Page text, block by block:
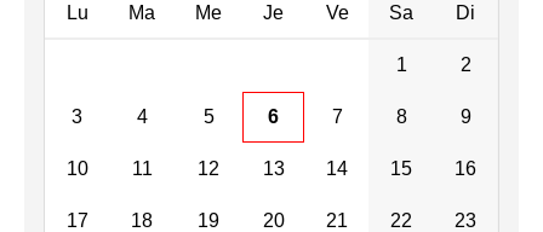
Lu Ma Me Je Ve Sa Di
1 2
3 4 5 6 7 8 9
10 11 12 13 14 15 16
17 18 19 20 21 22 23